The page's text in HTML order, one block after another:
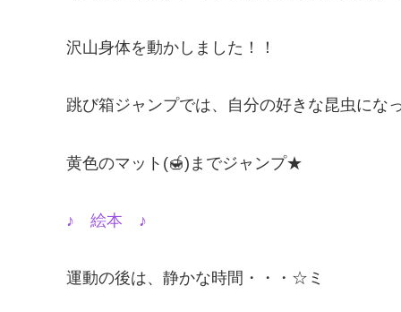
沢山身体を動かしました！！
跳び箱ジャンプでは、自分の好きな昆虫になっ
黄色のマット(🍯)までジャンプ★
♪ 絵本 ♪
運動の後は、静かな時間・・・☆ミ